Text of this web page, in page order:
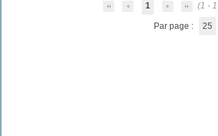
1 (1 -
Par page : 25